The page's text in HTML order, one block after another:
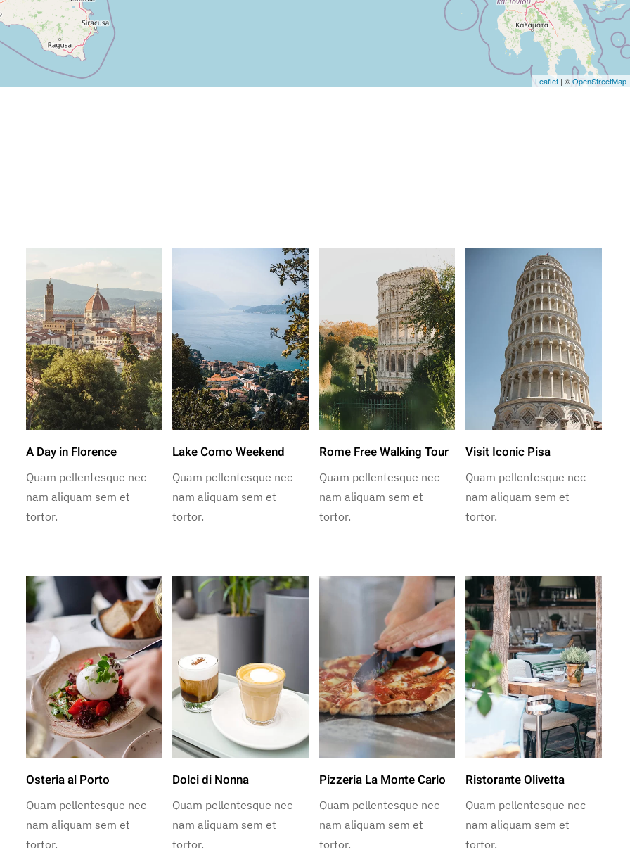
Leaflet | ©OpenStreetMap
A Day in Florence
Quam pellentesque nec
nam aliquam sem et
tortor.
Lake Como Weekend
Quam pellentesque nec
nam aliquam sem et
tortor.
Rome Free Walking Tour
Quam pellentesque nec
nam aliquam sem et
tortor.
Visit Iconic Pisa
Quam pellentesque nec
nam aliquam sem et
tortor.
Osteria al Porto
Quam pellentesque nec
nam aliquam sem et
tortor.
Dolci di Nonna
Quam pellentesque nec
nam aliquam sem et
tortor.
Pizzeria La Monte Carlo
Quam pellentesque nec
nam aliquam sem et
tortor.
Ristorante Olivetta
Quam pellentesque nec
nam aliquam sem et
tortor.